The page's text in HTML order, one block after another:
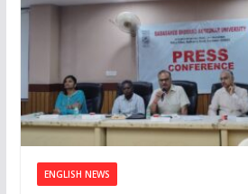
ENGLISH NEWS